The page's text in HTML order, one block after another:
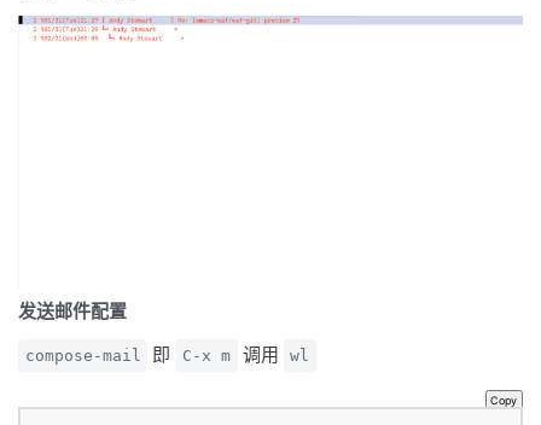
发送邮件配置
compose-mail 即 C-x m 调用 wl
Copy